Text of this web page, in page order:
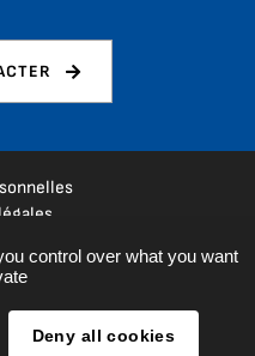
control over what you want
Deny all cookies